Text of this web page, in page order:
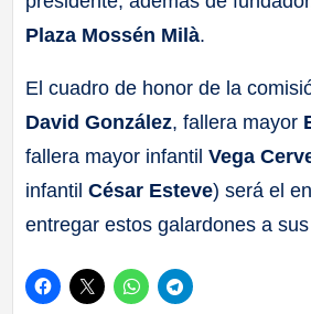
Plaza Mossén Milà.
El cuadro de honor de la
David González, fallera mayor
fallera mayor infantilVega
infantilCésar Esteve) será el
entregar estos galardones a